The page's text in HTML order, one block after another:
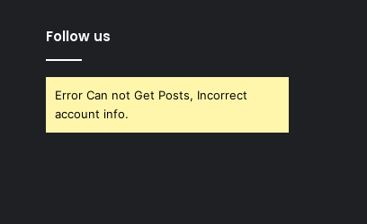
Follow us
Error Can not Get Posts, Incorrect
account info.